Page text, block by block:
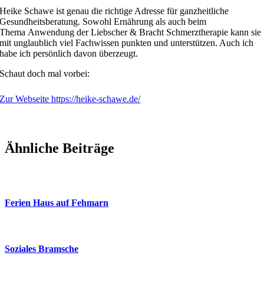
Heike Schawe ist genau die richtige Adresse für ganzheitliche
Gesundheitsberatung. Sowohl Ernährung als auch beim
Thema Anwendung der Liebscher & Bracht Schmerztherapie kann sie
mit unglaublich viel Fachwissen punkten und unterstützen. Auch ich
habe ich persönlich davon überzeugt.
Schaut doch mal vorbei:
Zur Webseite https://heike-schawe.de/
Ähnliche Beiträge
Ferien Haus auf Fehmarn
Soziales Bramsche